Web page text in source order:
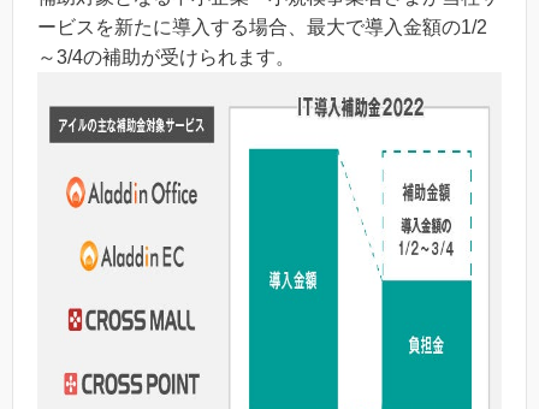
ービスを新たに導入する場合、最大で導入金額の1/2
～3/4の補助が受けられます。